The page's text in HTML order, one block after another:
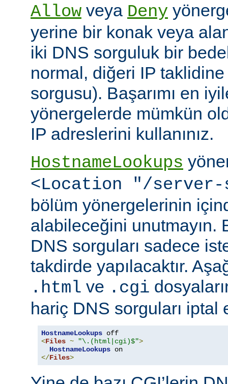
Allow veya Deny
yerine bir konak veya
iki DNS sorguluk bir
normal, diğeri IP taklidine
sorgusu). Başarımı en
yönergelerde mümkün
IP adreslerini kullanınız.
HostnameLookups
<Location "/
bölüm yönergelerinin
alabileceğini unutmayın.
DNS sorguları sadece
takdirde yapılacaktır.
.html ve .cgi
hariç DNS sorguları iptal
HostnameLookups
<Files ~ "\.(html|cgi)$">
HostnameLookups
</Files>